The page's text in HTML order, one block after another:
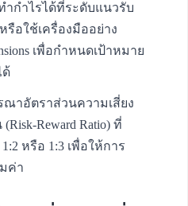
ำกำไรได้ที่ระดับแนวรับ
อใช้เครื่องมืออย่าง
เพื่อกำหนดเป้าหมาย
ด้
ณาอัตราส่วนความเสี่ยง
Reward Ratio) ที่
หรือ 1:3 เพื่อให้การ
ค่า